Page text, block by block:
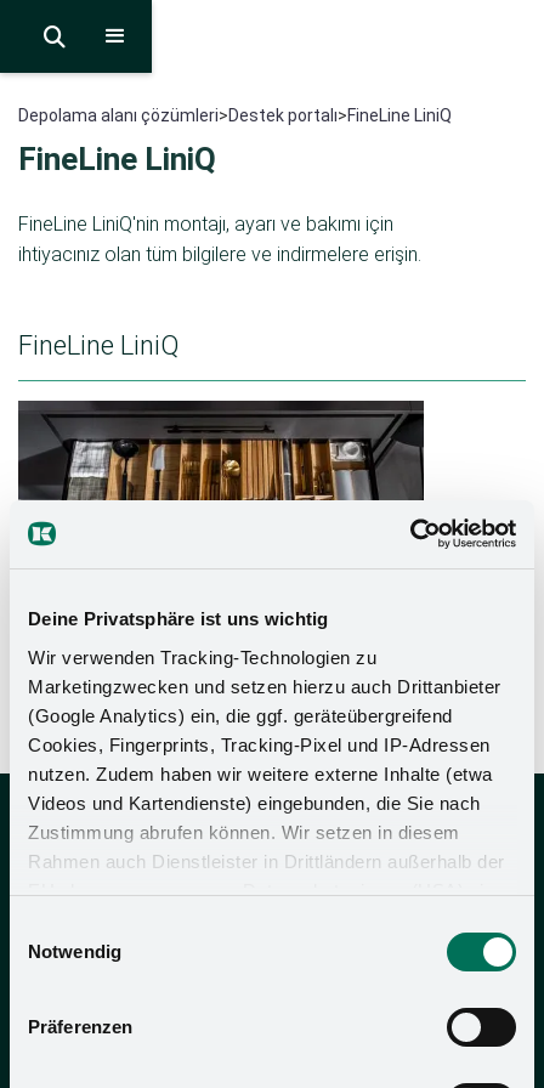
Deine Privatsphäre ist uns wichtig
Wir verwenden Tracking-Technologien zu
Marketingzwecken und setzen hierzu auch Drittanbieter
(Google Analytics) ein, die ggf. geräteübergreifend
Cookies, Fingerprints, Tracking-Pixel und IP-Adressen
nutzen. Zudem haben wir weitere externe Inhalte (etwa
Videos und Kartendienste) eingebunden, die Sie nach
Zustimmung abrufen können. Wir setzen in diesem
Rahmen auch Dienstleister in Drittländern außerhalb der
EU ohne angemessenes Datenschutzniveau (USA) ein,
zu Sicherheits- und Überwachungszwecken zugreifen,
Rechtsmittel einlegen können. Mit Ihrer Einstellung
willigen Sie in die oben beschriebenen Vorgänge ein. Sie
Notwendig
Präferenzen

Depolama alanı çözümleri>Destek portalı>FineLine LiniQ
FineLine LiniQ
FineLine LiniQ'nin montajı, ayarı ve bakımı için
ihtiyacınız olan tüm bilgilere ve indirmelere erişin.
FineLine LiniQ
Montaj talimatları
Bad Essen Almanya
E-posta:de